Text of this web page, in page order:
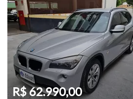
R$ 62.990,00